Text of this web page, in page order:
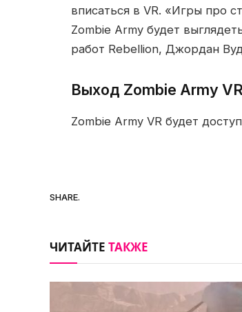
вписаться в VR. «Игры про
Zombie Army будет
работ Rebellion, Джордан
Выход Zombie Army
Zombie Army VR будет
SHARE.
ЧИТАЙТЕТАКЖЕ